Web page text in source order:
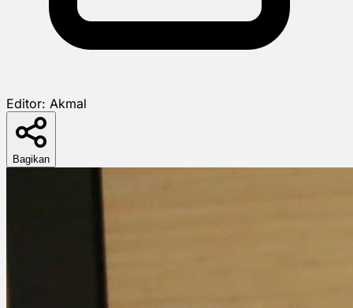
Editor: Akmal
Bagikan